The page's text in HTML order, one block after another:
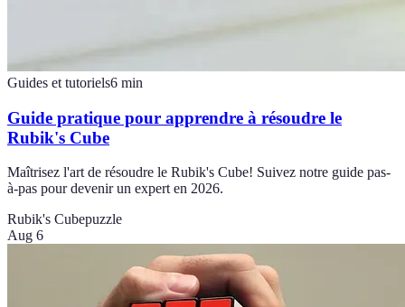
Guides et tutoriels6 min
Guide pratique pour apprendre à résoudre le
Rubik's Cube
Maîtrisez l'art de résoudre le Rubik's Cube! Suivez notre guide pas-
à-pas pour devenir un expert en 2026.
Rubik's Cubepuzzle
Aug 6